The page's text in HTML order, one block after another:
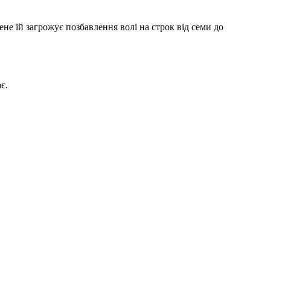
їй загрожує позбавлення волі на строк від семи до